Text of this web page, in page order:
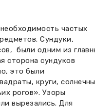
частых
Сундуки,
были одним из
сторона сундуков
это были
круги,
рогов». Узоры
вырезались. Для